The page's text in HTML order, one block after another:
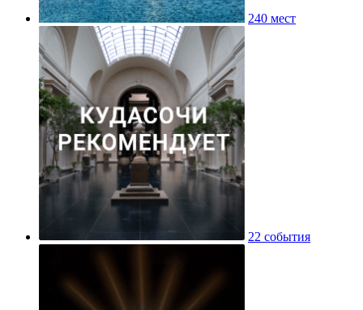
240 мест
22 события